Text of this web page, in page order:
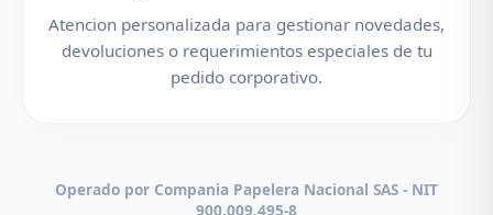
Atencion personalizada para gestionar novedades,
devoluciones o requerimientos especiales de tu
pedido corporativo.
Operado por Compania Papelera Nacional SAS - NIT
900.009.495-8